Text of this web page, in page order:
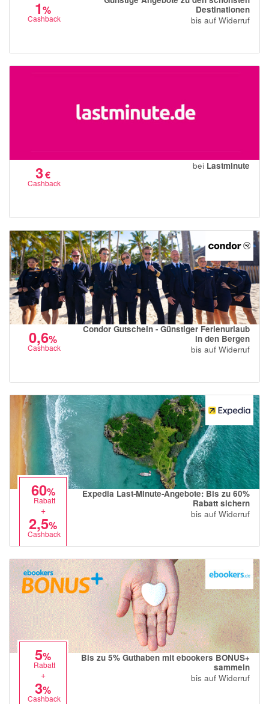
1%
Cashback
Destinationen
bis auf Widerruf
3€
Cashback
bei Lastminute
0,6%
Cashback
Condor Gutschein - Günstiger Ferienurlaub
in den Bergen
bis auf Widerruf
60%
Rabatt
+
2,5%
Cashback
Expedia Last-Minute-Angebote: Bis zu 60%
Rabatt sichern
bis auf Widerruf
5%
Rabatt
+
3%
Cashback
Bis zu 5% Guthaben mit ebookers BONUS+
sammeln
bis auf Widerruf